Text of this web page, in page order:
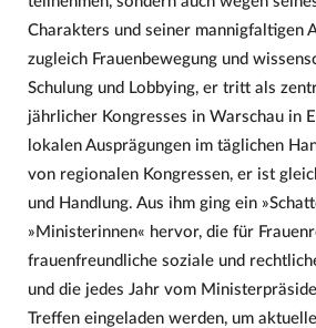
Charakters und seiner mannigfaltigen
zugleich Frauenbewegung und
Schulung und Lobbying, er tritt als
jährlicher Kongresses in Warschau in
lokalen Ausprägungen im täglichen
von regionalen Kongressen, er ist
und Handlung. Aus ihm ging ein
»Ministerinnen« hervor, die für
frauenfreundliche soziale und
und die jedes Jahr vom
Treffen eingeladen werden, um